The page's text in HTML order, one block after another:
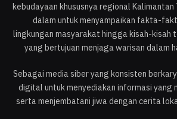
kebudayaan khususnya regional Kalimantan
dalam untuk menyampaikan fakta-
lingkungan masyarakat hingga kisah-kisah
yang bertujuan menjaga warisan dalam
Sebagai media siber yang konsisten
digital untuk menyediakan informasi yang
serta menjembatani jiwa dengan cerita